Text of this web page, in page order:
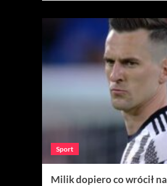
Sport
Milik dopiero co wrócił na